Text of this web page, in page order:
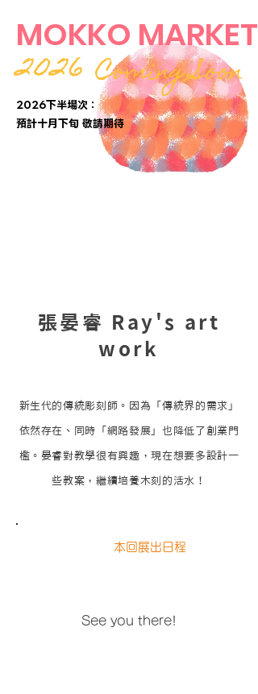
2026下半場次：
​預計十月下旬 敬請期待
MOKKO MARKET
2026Coming Soon
張晏睿 Ray's art
work
新生代的傳統彫刻師。因為「傳統界的需求」
依然存在、同時「網路發展」也降低了創業門
檻。晏睿對教學很有興趣，現在想要多設計一
些教案，繼續培養木刻的活水！
本回展出日程
See you there!